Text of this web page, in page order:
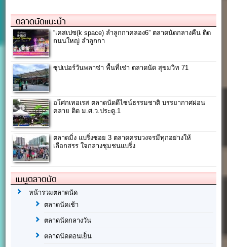
ตลาดนัดแนะนำ
“เคสเปซ(k space) ลำลูกกาคลอง6” ตลาดนัดกลางคืน ติด
ถนนใหญ่ ลำลูกกา
ซุปเปอร์วันพลาซ่า พื้นที่เช่า ตลาดนัด สุขมวิท 71
อโศกเทอเรส ตลาดนัดดีไซน์ธรรมชาติ บรรยากาศผ่อน
คลาย ติด ม.ศ.ว.ประตู.1
ตลาดมิ่ง แบริ่งซอย 3 ตลาดครบวงจรมีทุกอย่างให้
เลือกสรร ใจกลางชุมชนแบริ่ง
เมนูตลาดนัด
หน้ารวมตลาดนัด
ตลาดนัดเช้า
ตลาดนัดกลางวัน
ตลาดนัดตอนเย็น